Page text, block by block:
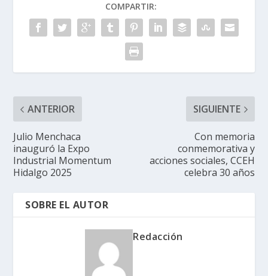
COMPARTIR:
ANTERIOR
Julio Menchaca
inauguró la Expo
Industrial Momentum
Hidalgo 2025
SIGUIENTE
Con memoria
conmemorativa y
acciones sociales, CCEH
celebra 30 años
SOBRE EL AUTOR
Redacción